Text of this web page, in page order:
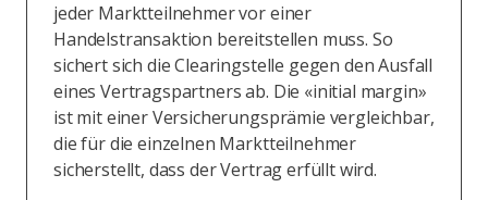
jeder Marktteilnehmer vor einer
Handelstransaktion bereitstellen muss. So
sichert sich die Clearingstelle gegen den Ausfall
eines Vertragspartners ab. Die «initial margin»
ist mit einer Versicherungsprämie vergleichbar,
die für die einzelnen Marktteilnehmer
sicherstellt, dass der Vertrag erfüllt wird.